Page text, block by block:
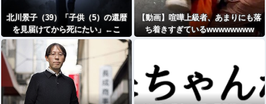
北川景子（39）「子供（5）の還暦
を見届けてから死にたい」←こ
れ！！
【動画】喧嘩上級者、あまりにも落
ち着きすぎているwwwwwwww